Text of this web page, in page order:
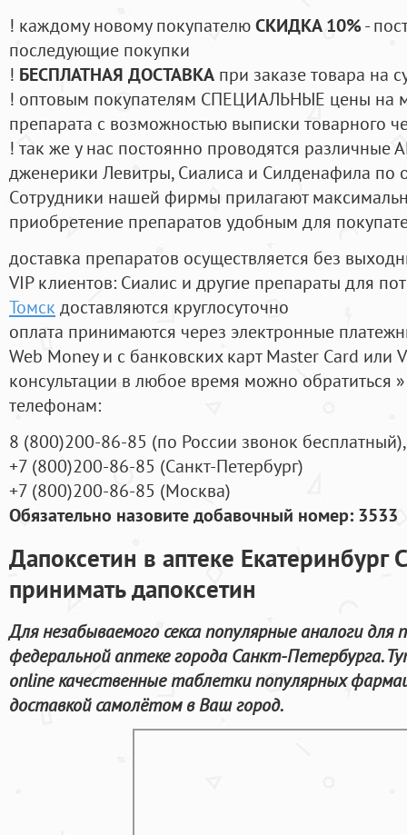
! каждому новому покупателюСКИДКА 10%-
последующие покупки
! БЕСПЛАТНАЯ ДОСТАВКА при заказе товара на
! оптовым покупателям СПЕЦИАЛЬНЫЕ цены на
препарата с возможностью выписки товарного
! так же у нас постоянно проводятся
дженерики Левитры, Сиалиса и Силденафила по
Cотрудники нашей фирмы прилагают
приобретение препаратов удобным для
доставка препаратов осуществляется без
VIP клиентов: Сиалис и другие препараты для
Томск доставляются круглосуточно
оплата принимаются через электронные
Web Money и с банковских карт Master Card или
консультации в любое время можно обратиться
телефонам:
8 (800)200-86-85 (по России звонок бесплатный),
+7 (800)200-86-85 (Санкт-Петербург)
+7 (800)200-86-85 (Москва)
Обязательно назовите добавочный номер: 3533
Дапоксетин в аптеке
принимать дапоксетин
Для незабываемого секса популярные аналоги
федеральной аптеке города Санкт-Петербурга.
online качественные таблетки популярных
доставкой самолётом в Ваш город.